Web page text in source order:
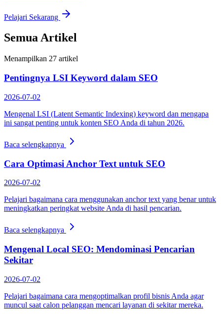
Pelajari Sekarang
Semua Artikel
Menampilkan 27 artikel
Pentingnya LSI Keyword dalam SEO
2026-07-02
Mengenal LSI (Latent Semantic Indexing) keyword dan mengapa
ini sangat penting untuk konten SEO Anda di tahun 2026.
Baca selengkapnya
Cara Optimasi Anchor Text untuk SEO
2026-07-02
Pelajari bagaimana cara menggunakan anchor text yang benar untuk
meningkatkan peringkat website Anda di hasil pencarian.
Baca selengkapnya
Mengenal Local SEO: Mendominasi Pencarian
Sekitar
2026-07-02
Pelajari bagaimana cara mengoptimalkan profil bisnis Anda agar
muncul saat calon pelanggan mencari layanan di sekitar mereka.